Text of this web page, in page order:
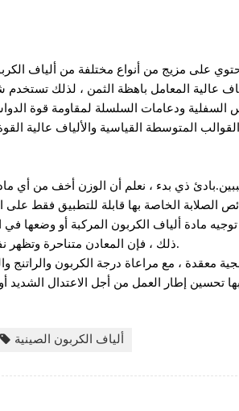
على مزيج من أنواع مختلفة من ألياف
عالية المعامل باهظة الثمن ، لذلك
السفلية ودعامات السلسلة لمقاومة قوة
ذي بدء ، نعلم أن الوزن أخف من أي
الصلابة الخاصة بها قابلة للتطبيق فقط على
مادة ألياف الكربون المركبة أو وضعها
ذلك ، فإن المعادن متناحرة وتظهر نفس خصائص القوة والصلابة على طول أي محور للمادة.
معقدة ، مع مراعاة درجة الكربون والراتنج
تحسين إطار العمل من أجل الاعتدال الشديد
ألياف الكربون الصينية